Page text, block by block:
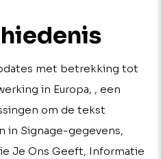
met betrekking tot
in Europa, , een
om de tekst
in Signage-gegevens,
Je Ons Geeft, Informatie